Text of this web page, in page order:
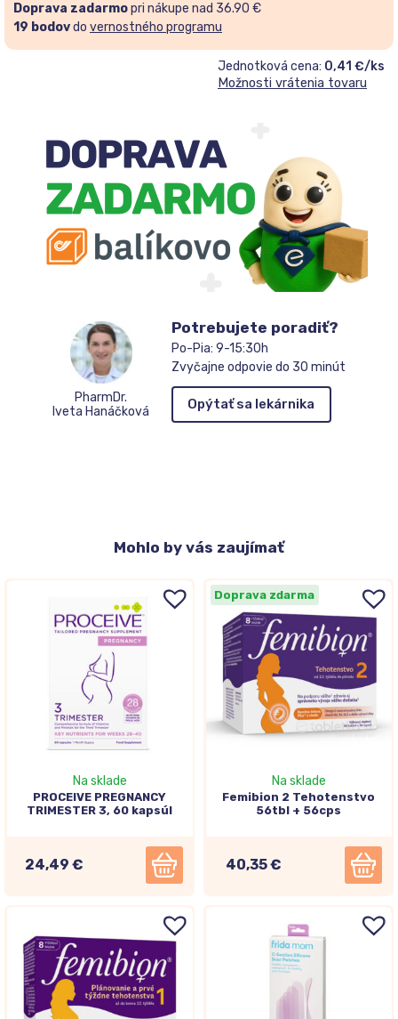
Doprava zadarmopri nákupe nad 36.90 €
19 bodovdo vernostného programu
Jednotková cena: 0,41 €/ks
Možnosti vrátenia tovaru
PharmDr.
Iveta Hanáčková
Potrebujete poradiť?
Po-Pia: 9-15:30h
Zvyčajne odpovie do 30 minút
Opýtať sa lekárnika
Mohlo by vás zaujímať
Na sklade
PROCEIVE PREGNANCY
TRIMESTER 3, 60 kapsúl
24,49 €
Doprava zdarma
Na sklade
Femibion 2 Tehotenstvo
56tbl + 56cps
40,35 €